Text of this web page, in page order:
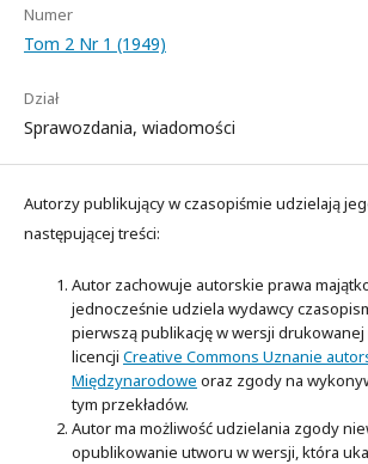
Numer
Tom 2 Nr 1 (1949)
Dział
Sprawozdania, wiadomości
Autorzy publikujący w czasopiśmie udzielają
następującej treści:
Autor zachowuje autorskie prawa
jednocześnie udziela wydawcy
pierwszą publikację w wersji
licencji Creative Commons Uznanie
Międzynarodowe oraz zgody na
tym przekładów.
Autor ma możliwość udzielania zgody
opublikowanie utworu w wersji, która